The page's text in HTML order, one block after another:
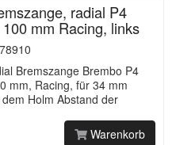
radial P4
mm Racing, links
Bremszange Brembo P4
mm, Racing, für 34 mm
Holm Abstand der
Warenkorb